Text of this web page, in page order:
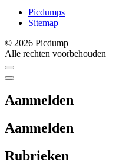
Picdumps
Sitemap
© 2026 Picdump
Alle rechten voorbehouden
Aanmelden
Aanmelden
Rubrieken